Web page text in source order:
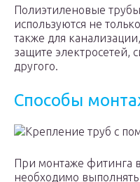
Полиэтиленовые
используются не
также для
защите электросетей,
другого.
Способы
Крепление труб с
При монтаже фитинга
необходимо